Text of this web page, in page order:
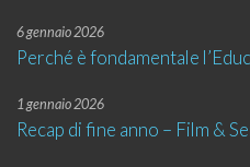
6 gennaio 2026
Perché è fondamentale
1 gennaio 2026
Recap di fine anno – Film &